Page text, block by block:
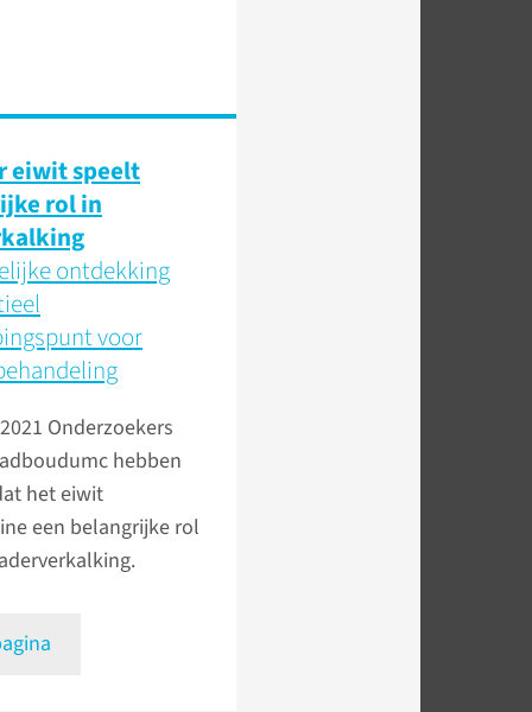
eiwit speelt
rol in
ontdekking
voor
Onderzoekers
hebben
het eiwit
een belangrijke rol